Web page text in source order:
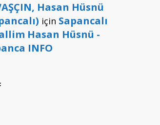
Hasan Hüsnü
için Sapancalı
Hasan Hüsnü -
INFO